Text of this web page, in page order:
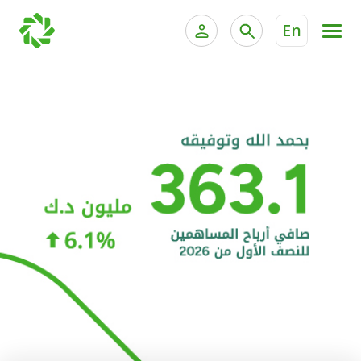
En
الخدمات المصرفية الإلكترونية للشركات
خدمة "بيتك" للتداول الإلكتروني
الحسابات المصرفية
البطاقات
"برامج العملاء"